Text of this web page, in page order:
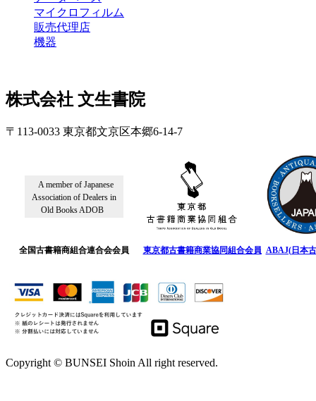
マイクロフィルム
販売代理店
機器
株式会社 文生書院
〒113-0033 東京都文京区本郷6-14-7
A member of Japanese
Association of Dealers in
Old Books ADOB
全国古書籍商組合連合会会員 東京都古書籍商業協同組合会員 ABAJ(日本
Copyright © BUNSEI Shoin All right reserved.